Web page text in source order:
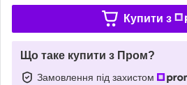
Купити з
Що таке купити з Пром?
Замовлення під захистом